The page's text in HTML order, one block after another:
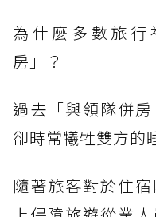
為什麼多數旅
房」？
過去「與領隊併
卻時常犧牲雙方的
隨著旅客對於住